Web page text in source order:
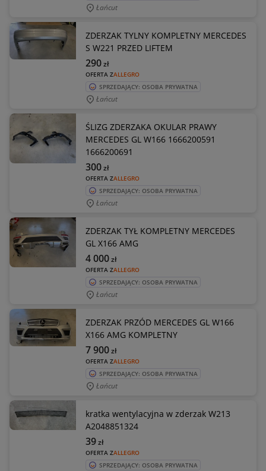
Łańcut
ZDERZAK TYLNY KOMPLETNY MERCEDES
S W221 PRZED LIFTEM
OFERTA ZALLEGRO
290zł
SPRZEDAJĄCY: OSOBA PRYWATNA
Łańcut
ŚLIZG ZDERZAKA OKULAR PRAWY
MERCEDES GL W166 1666200591
1666200691
OFERTA ZALLEGRO
300zł
SPRZEDAJĄCY: OSOBA PRYWATNA
Łańcut
ZDERZAK TYŁ KOMPLETNY MERCEDES
GL X166 AMG
OFERTA ZALLEGRO
4 000zł
SPRZEDAJĄCY: OSOBA PRYWATNA
Łańcut
ZDERZAK PRZÓD MERCEDES GL W166
X166 AMG KOMPLETNY
OFERTA ZALLEGRO
7 900zł
SPRZEDAJĄCY: OSOBA PRYWATNA
Łańcut
kratka wentylacyjna w zderzak W213
A2048851324
OFERTA ZALLEGRO
39zł
SPRZEDAJĄCY: OSOBA PRYWATNA